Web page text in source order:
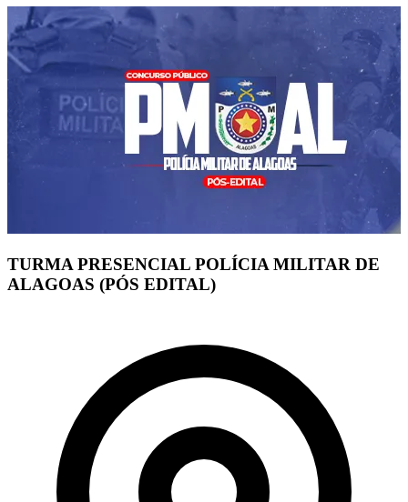
TURMA PRESENCIAL POLÍCIA MILITAR DE
ALAGOAS (PÓS EDITAL)